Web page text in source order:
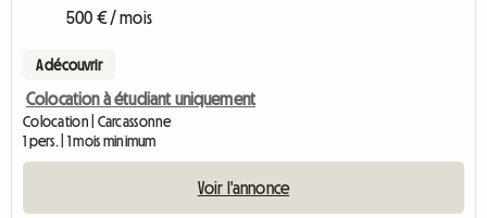
500 € / mois
A découvrir
Colocation à étudiant uniquement
Colocation | Carcassonne
1 pers. | 1 mois minimum
Voir l'annonce